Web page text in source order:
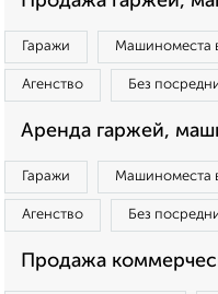
Гаражи Машиноместа
Агенство Без
Аренда гаржей,
Гаражи Машиноместа
Агенство Без
Продажа